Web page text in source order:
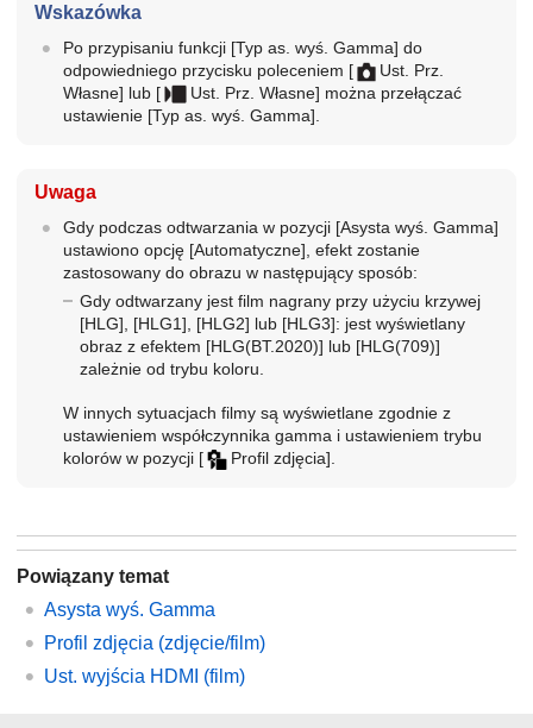
Wskazówka
Po przypisaniu funkcji [Typ as. wyś. Gamma] do
odpowiedniego przycisku poleceniem [
Ust. Prz.
Własne] lub [ Ust. Prz. Własne] można przełączać
ustawienie [Typ as. wyś. Gamma].
Uwaga
Gdy podczas odtwarzania w pozycji [Asysta wyś. Gamma]
ustawiono opcję [Automatyczne], efekt zostanie
zastosowany do obrazu w następujący sposób:
Gdy odtwarzany jest film nagrany przy użyciu krzywej
[HLG]
[HLG1] [HLG2] lub [HLG3]: jest wyświetlany
obraz z efektem [HLG(BT.2020)] lub [HLG(709)]
zależnie od trybu koloru.
W innych sytuacjach filmy są wyświetlane zgodnie z
ustawieniem współczynnika gamma i ustawieniem trybu
kolorów w pozycji [ Profil zdjęcia]
Powiązany temat
Asysta wyś. Gamma
Profil zdjęcia (zdjęcie/film)
Ust. wyjścia HDMI
(film)